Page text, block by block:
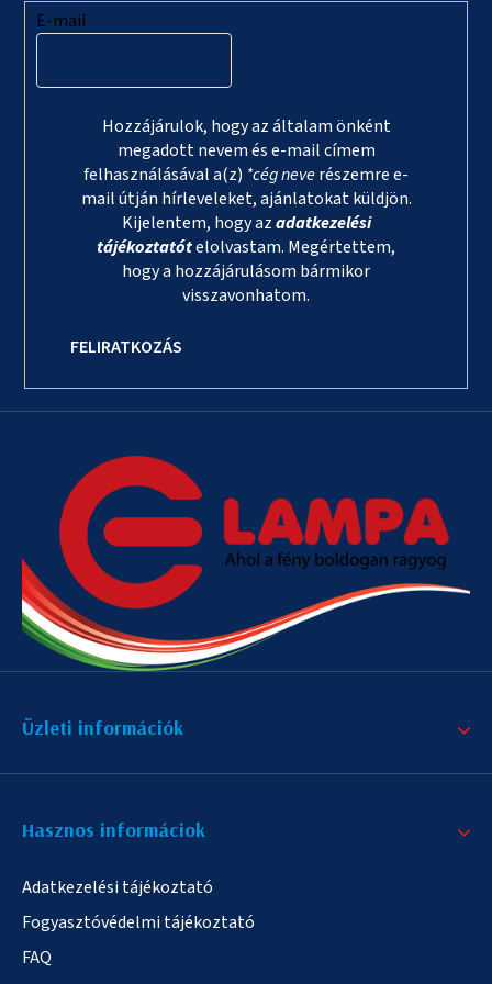
E-mail
Hozzájárulok, hogy az általam önként
megadott nevem és e-mail címem
felhasználásával a(z) *cég neverészemre e-
mail útján hírleveleket, ajánlatokat küldjön.
Kijelentem, hogy azadatkezelési
tájékoztatótelolvastam. Megértettem,
hogy a hozzájárulásom bármikor
visszavonhatom.
FELIRATKOZÁS
Üzleti információk
Hasznos informáciok
Adatkezelési tájékoztató
Fogyasztóvédelmi tájékoztató
FAQ